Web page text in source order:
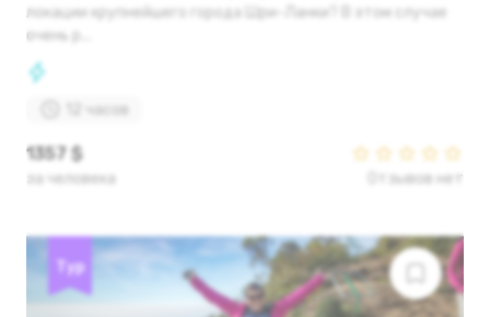
локации крупнейшего города Шри-Ланки? В этом случае
очень р...
12 часов
1357 $
за человека Отзывов нет
Тур